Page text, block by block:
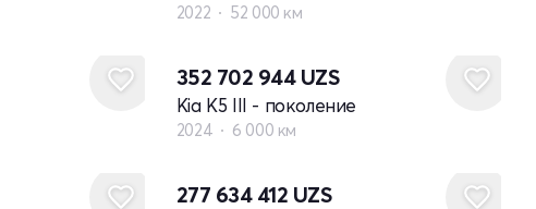
2022 52 000 км
352 702 944 UZS
Kia K5 III - поколение
2024 6 000 км
277 634 412 UZS